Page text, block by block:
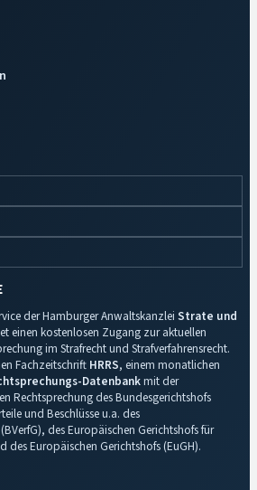
der Hamburger Anwaltskanzlei Strate und
einen kostenlosen Zugang zur aktuellen
im Strafrecht und Strafverfahrensrecht.
Fachzeitschrift HRRS, einem monatlichen
Datenbankmit der
Rechtsprechung des Bundesgerichtshofs
und Beschlüsse u.a. des
des Europäischen Gerichtshofs für
des Europäischen Gerichtshofs (EuGH).